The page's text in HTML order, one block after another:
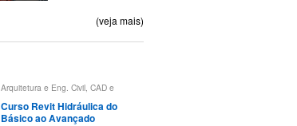
(veja mais)
Arquitetura e Eng. Civil, CAD e
CAE Hidráulica e Pneumática
Revit
Curso Revit Hidráulica do
Básico ao Avançado